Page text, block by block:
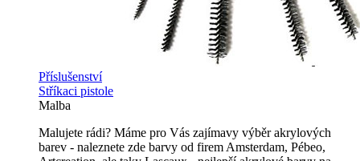
Příslušenství
Stříkaci pistole
Malba
Malujete rádi? Máme pro Vás zajímavy výběr akrylových
barev - naleznete zde barvy od firem Amsterdam, Pébeo,